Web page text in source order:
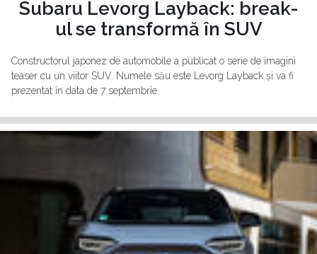
Subaru Levorg Layback: break-
ul se transformă în SUV
Constructorul japonez de automobile a publicat o serie de imagini
teaser cu un viitor SUV. Numele său este Levorg Layback și va fi
prezentat în data de 7 septembrie.